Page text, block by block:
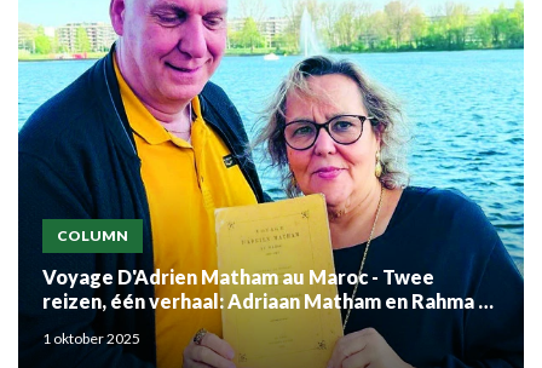
COLUMN
Voyage D'Adrien Matham au Maroc - Twee
reizen, één verhaal: Adriaan Matham en Rahma el
Mouden
1 oktober 2025